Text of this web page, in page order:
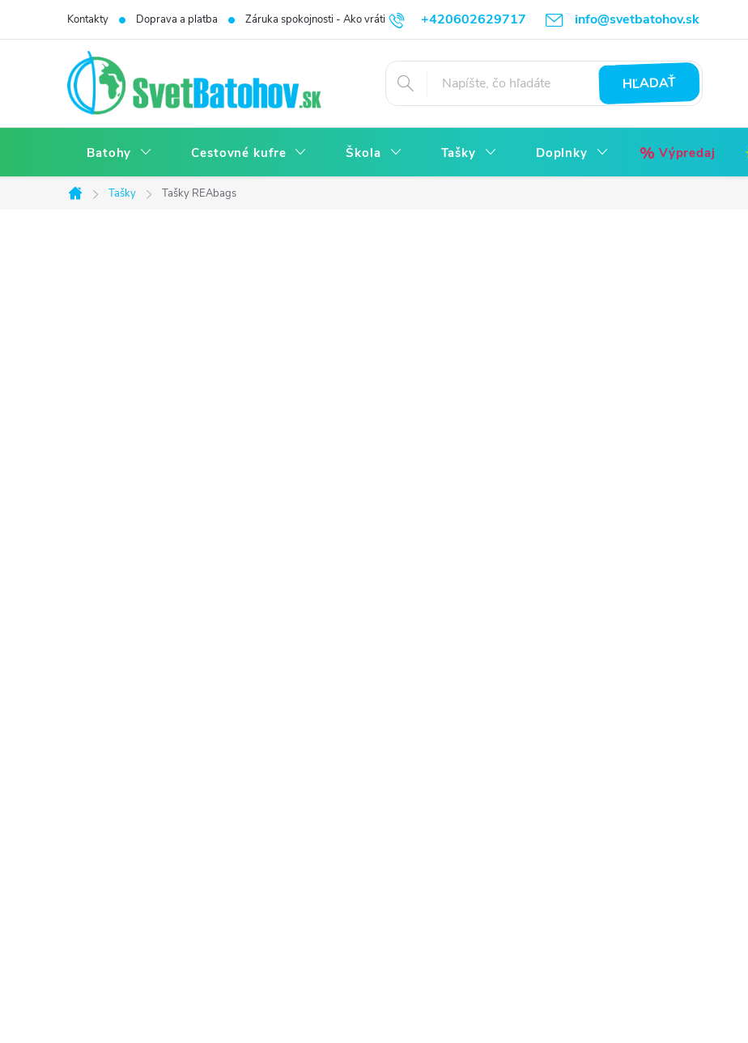
+420602629717 info@svetbatohov.sk
Kontakty Doprava a platba Záruka spokojnosti - Ako vrátiť Všetko o Nákupu Napíšte nám Reklamácia bez starostí
HĽADAŤ
Batohy Cestovné kufre Škola Tašky Doplnky Výpredaj
Domov
Tašky Tašky REAbags